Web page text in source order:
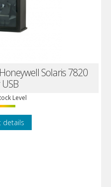
Solaris 7820
Level
details